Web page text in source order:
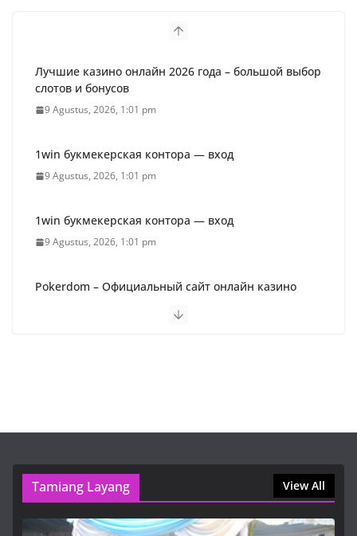
Лучшие казино онлайн 2026 года – большой выбор
слотов и бонусов
9 Agustus, 2026, 1:01 pm
1win букмекерская контора — вход
9 Agustus, 2026, 1:01 pm
1win букмекерская контора — вход
9 Agustus, 2026, 1:01 pm
Pokerdom – Официальный сайт онлайн казино
9 Agustus, 2026, 1:01 pm
Tamiang Layang View All